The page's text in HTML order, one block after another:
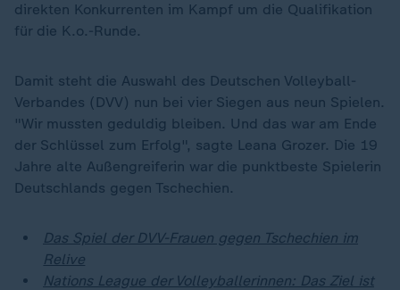
direkten Konkurrenten im Kampf um die Qualifikation
für die K.o.-Runde.
Damit steht die Auswahl des Deutschen Volleyball-
Verbandes (DVV) nun bei vier Siegen aus neun Spielen.
"Wir mussten geduldig bleiben. Und das war am Ende
der Schlüssel zum Erfolg", sagte Leana Grozer. Die 19
Jahre alte Außengreiferin war die punktbeste Spielerin
Deutschlands gegen Tschechien.
Das Spiel der DVV-Frauen gegen Tschechien im
Relive
Nations League der Volleyballerinnen: Das Ziel ist